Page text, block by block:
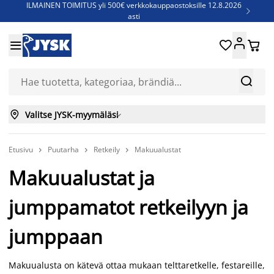
ILMAINEN TOIMITUS yli 500€ verkkokauppaostoksille 12.8.2026
asti

Jenkkisänkyjä - Säästä jopa 60%


 
 Valitse JYSK-myymäläsi
Etusivu  Puutarha  Retkeily  Makuualustat
Makuualustat ja
jumppamatot retkeilyyn ja
jumppaan
Makuualusta on kätevä ottaa mukaan telttaretkelle, festareille,